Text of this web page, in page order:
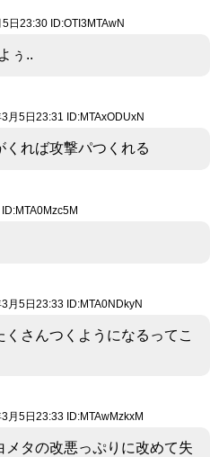
日23:30 ID:OTI3MTAwN
ぅ..
月5日23:31 ID:MTAxODUxN
くれば攻撃パつくれる
月5日23:33 ID:MTA0NDkyN
さんつくようになるってこ
月5日23:33 ID:MTAwMzkxM
タの改悪っぷりに改めて失